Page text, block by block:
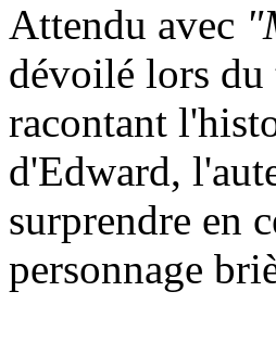
Attendu avec
dévoilé lors du
racontant
d'Edward,
surprendre en
personnage